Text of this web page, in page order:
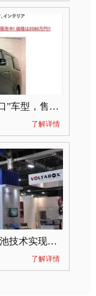
雷克萨斯LM在日本本土竟属“进口”车型，售价2580万日元
了解详情
能量密度304Wh/kg！宁德时代电池技术实现突破
了解详情